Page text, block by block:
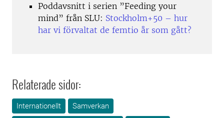
Poddavsnitt i serien ”Feeding your
mind” från SLU: Stockholm+50 – hur
har vi förvaltat de femtio år som gått?
Relaterade sidor:
Internationellt
Samverkan